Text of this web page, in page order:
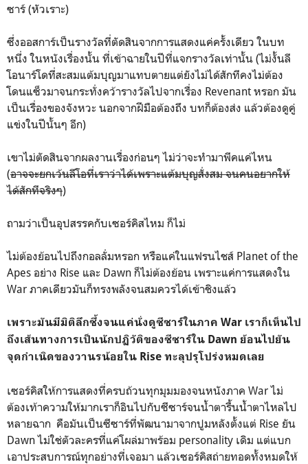
ซาร์ (หัวเราะ)
ซึ่งออสการ์เป็นรางวัลที่ตัดสินจากการแสดงแค่ครั้งเดียว ในบท
หนึ่ง ในหนังเรื่องนั้น ที่เข้าฉายในปีที่แจกรางวัลเท่านั้น (ไม่งั้นลี
โอนาร์โดที่สะสมแต้มบุญมาแทบตายแต่ยังไม่ได้สักทีคงไม่ต้อง
โดนแซ็วมาจนกระทั่งคว้ารางวัลไปจากเรื่อง Revenant หรอก มัน
เป็นเรื่องของจังหวะ นอกจากฝีมือต้องถึง บทก็ต้องส่ง แล้วต้องดูคู่
แข่งในปีนั้นๆ อีก)
เขาไม่ตัดสินจากผลงานเรื่องก่อนๆ ไม่ว่าจะทำมาพีคแค่ไหน
(อาจจะยกเว้นลีโอที่เราว่าได้เพราะแต้มบุญสั่งสม จนคนอยากให้
ได้สักทีจริงๆ)
ถามว่าเป็นอุปสรรคกับเซอร์คิสไหม ก็ไม่
ไม่ต้องย้อนไปถึงกอลลั่มหรอก หรือแค่ในแฟรนไชส์ Planet of the
Apes อย่าง Rise และ Dawn ก็ไม่ต้องย้อน เพราะแค่การแสดงใน
War ภาคเดียวมันก็ทรงพลังจนสมควรได้เข้าชิงแล้ว
เพราะมันมีมิติลึกซึ้งจนแค่นั่งดูซีซาร์ในภาค War เราก็เห็นไป
ถึงเส้นทางการเป็นนักปฏิวัติของซีซาร์ใน Dawn ย้อนไปยัน
จุดกำเนิดของวานรน้อยใน Rise ทะลุปรุโปร่งหมดเลย
เซอร์คิสให้การแสดงที่ครบถ้วนทุกมุมมองจนหนังภาค War ไม่
ต้องเท้าความให้มากเราก็อินไปกับซีซาร์จนน้ำตารื้นน้ำตาไหลไป
หลายฉาก คือมันเป็นซีซาร์ที่พัฒนามาจากปูมหลังตั้งแต่ Rise ยัน
Dawn ไม่ใช่ตัวละครที่แค่โผล่มาพร้อม personality เดิม แต่แบก
เอาประสบการณ์ทุกอย่างที่เจอมา แล้วเซอร์คิสถ่ายทอดทั้งหมดให้